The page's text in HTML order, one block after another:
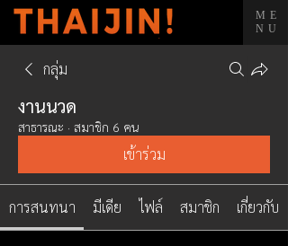
ME
NU
กลุ่ม
งานนวด
สาธารณะ · สมาชิก 6 คน
เข้าร่วม
การสนทนา มีเดีย ไฟล์ สมาชิก เกี่ยวกับ